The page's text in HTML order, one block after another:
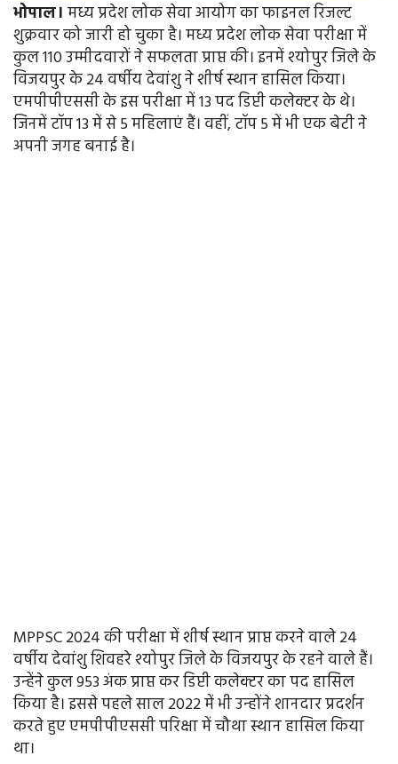
भोपाल। मध्य प्रदेश लोक सेवा आयोग का फाइनल रिजल्ट
शुक्रवार को जारी हो चुका है। मध्य प्रदेश लोक सेवा परीक्षा में
कुल 110 उम्मीदवारों ने सफलता प्राप्त की। इनमें श्योपुर जिले के
विजयपुर के 24 वर्षीय देवांशु ने शीर्ष स्थान हासिल किया।
एमपीपीएससी के इस परीक्षा में 13 पद डिप्टी कलेक्टर के थे।
जिनमें टॉप 13 में से 5 महिलाएं हैं। वहीं, टॉप 5 में भी एक बेटी ने
अपनी जगह बनाई है।
MPPSC 2024 की परीक्षा में शीर्ष स्थान प्राप्त करने वाले 24
वर्षीय देवांशु शिवहरे श्योपुर जिले के विजयपुर के रहने वाले हैं।
उन्हेंने कुल 953 अंक प्राप्त कर डिप्टी कलेक्टर का पद हासिल
किया है। इससे पहले साल 2022 में भी उन्होंने शानदार प्रदर्शन
करते हुए एमपीपीएससी परिक्षा में चौथा स्थान हासिल किया
था।